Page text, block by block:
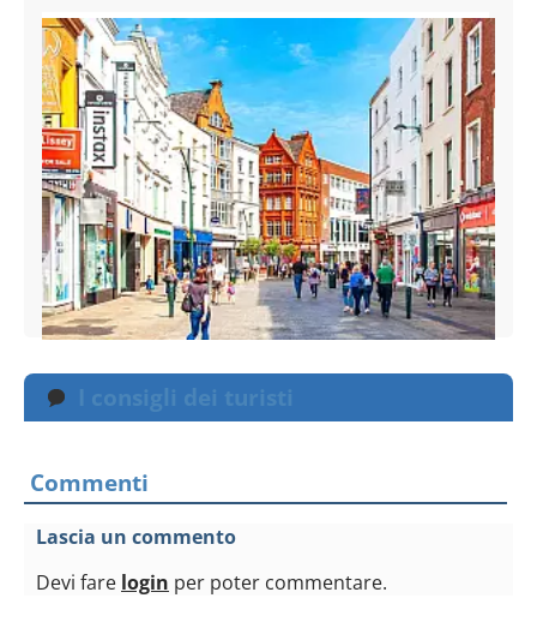
I consigli dei turisti
Commenti
Lascia un commento
Devi fare login per poter commentare.